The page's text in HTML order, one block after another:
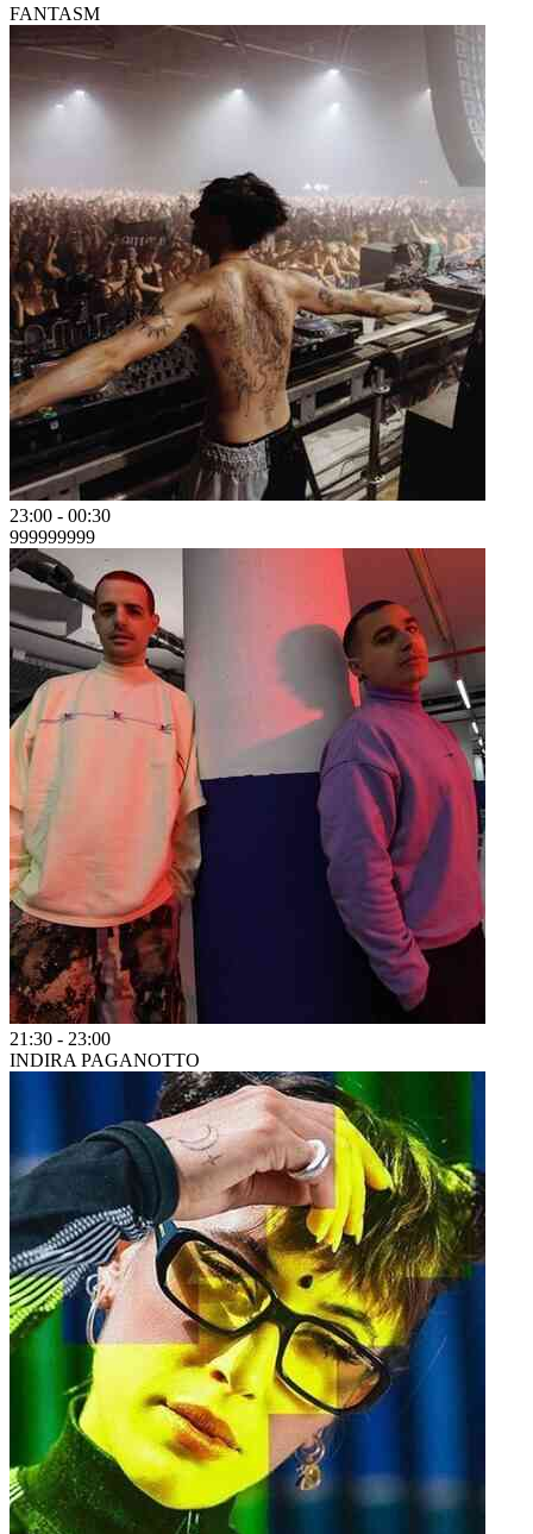
FANTASM
23:00 - 00:30
999999999
21:30 - 23:00
INDIRA PAGANOTTO